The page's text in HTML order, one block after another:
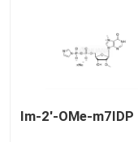
Au sujet de nous
Im-2'-OMe-m7IDP